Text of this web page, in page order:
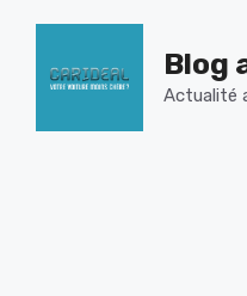
contenu
Blog
Actualité